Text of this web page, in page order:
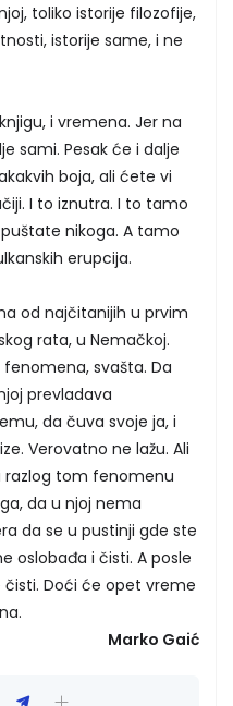
toliko istorije filozofije,
istorije same, i ne
i vremena. Jer na
sami. Pesak će i dalje
boja, ali ćete vi
I to iznutra. I to tamo
nikoga. A tamo
erupcija.
od najčitanijih u prvim
rata, u Nemačkoj.
svašta. Da
prevladava
da čuva svoje ja, i
Verovatno ne lažu. Ali
razlog tom fenomenu
da u njoj nema
da se u pustinji gde ste
oslobađa i čisti. A posle
čisti. Doći će opet vreme
Marko Gaić